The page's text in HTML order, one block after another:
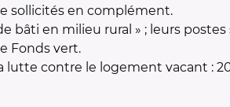
sollicités en complément.
bâti en milieu rural » ; leurs
Fonds vert.
lutte contre le logement vacant :